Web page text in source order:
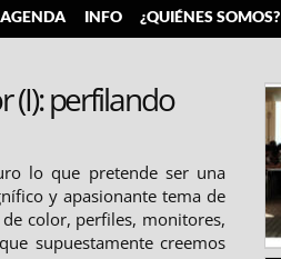
AGENDA INFO ¿QUIÉNES SOMOS?
(I): perfilando
lo que pretende ser una
y apasionante tema de
color, perfiles, monitores,
supuestamente creemos